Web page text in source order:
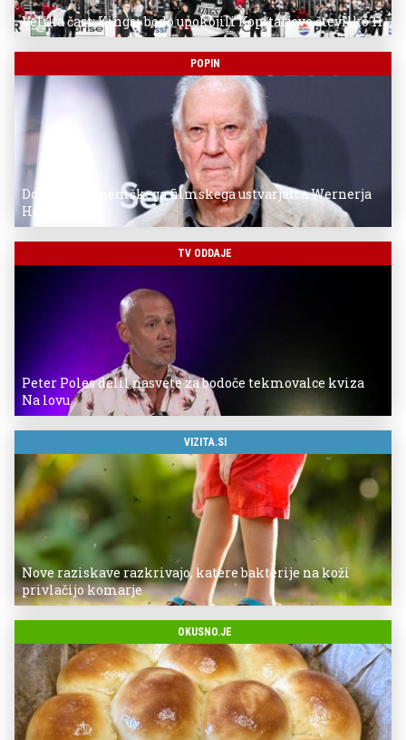
Velika čast: Kingsi bodo upokojili Kopitarjevo številko 11
POPIN
Donostia za nemškega filmskega ustvarjalca Wernerja
Herzoga
TV ODDAJE
Peter Poles delil nasvete za bodoče tekmovalce kviza
Na lovu
VIZITA.SI
Nove raziskave razkrivajo, katere bakterije na koži
privlačijo komarje
OKUSNO.JE